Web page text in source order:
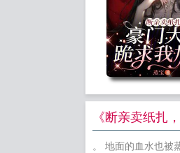
《断亲卖纸扎
。 地面的血水也被